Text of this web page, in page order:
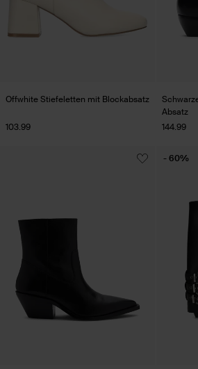
Offwhite Stiefeletten mit Blockabsatz
103.99
Absatz
144.99
- 60%